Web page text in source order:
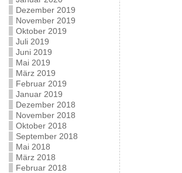
Dezember 2019
November 2019
Oktober 2019
Juli 2019
Juni 2019
Mai 2019
März 2019
Februar 2019
Januar 2019
Dezember 2018
November 2018
Oktober 2018
September 2018
Mai 2018
März 2018
Februar 2018